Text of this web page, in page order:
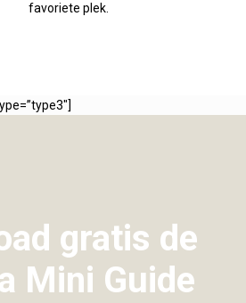
favoriete plek.
gratis de
Mini Guide